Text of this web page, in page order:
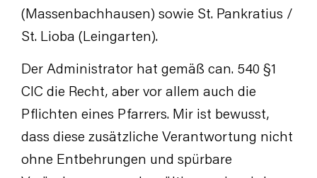
(Massenbachhausen) sowie St. Pankratius /
St. Lioba (Leingarten).
Der Administrator hat gemäß can. 540 §1
CIC die Recht, aber vor allem auch die
Pflichten eines Pfarrers. Mir ist bewusst,
dass diese zusätzliche Verantwortung nicht
ohne Entbehrungen und spürbare